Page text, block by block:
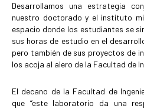
Desarrollamos una estrategia
nuestro doctorado y el instituto
espacio donde los estudiantes se
sus horas de estudio en el
pero también de sus proyectos de
los acoja al alero de la Facultad de
El decano de la Facultad de
que “este laboratorio da una